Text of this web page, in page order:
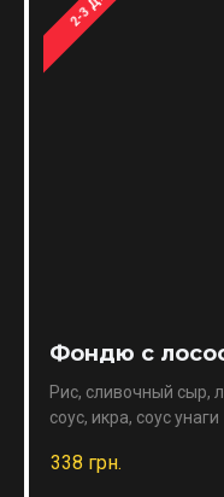
Фондю с
Рис, сливочный сыр,
соус, икра, соус унаги
338 грн.